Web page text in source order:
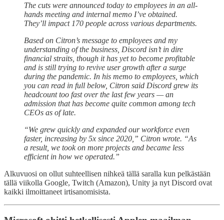
The cuts were announced today to employees in an all-
hands meeting and internal memo I’ve obtained.
They’ll impact 170 people across various departments.
Based on Citron’s message to employees and my
understanding of the business, Discord isn’t in dire
financial straits, though it has yet to become profitable
and is still trying to revive user growth after a surge
during the pandemic. In his memo to employees, which
you can read in full below, Citron said Discord grew its
headcount too fast over the last few years — an
admission that has become quite common among tech
CEOs as of late.
“We grew quickly and expanded our workforce even
faster, increasing by 5x since 2020,” Citron wrote. “As
a result, we took on more projects and became less
efficient in how we operated.”
Alkuvuosi on ollut suhteellisen nihkeä tällä saralla kun pelkästään
tällä viikolla Google, Twitch (Amazon), Unity ja nyt Discord ovat
kaikki ilmoittaneet irtisanomisista.